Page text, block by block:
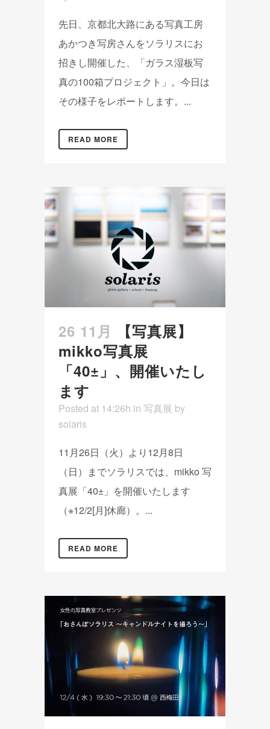
先日、京都北大路にある写真工房
あかつき写房さんをソラリスにお
招きし開催した、「ガラス湿板写
真の100箱プロジェクト」。今日は
その様子をレポートします。...
READ MORE
26 11月
【写真展】
mikko写真展
「40±」、開催いたし
ます
Posted at 14:26h in 写真展 by
solaris
11月26日（火）より12月8日
（日）までソラリスでは、mikko 写
真展「40±」を開催いたします
（※12/2[月]休廊）。...
READ MORE